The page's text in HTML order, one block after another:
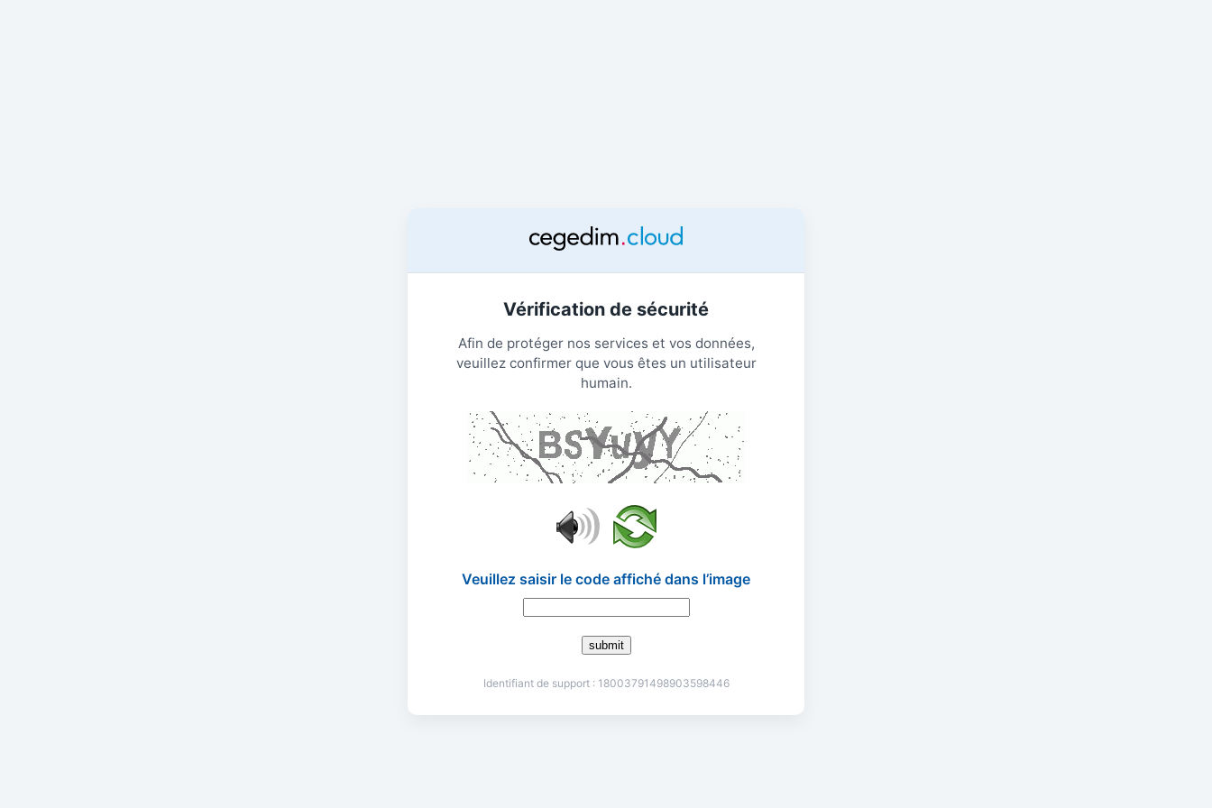
Vérification de sécurité
Afin de protéger nos services et vos données,
veuillez confirmer que vous êtes un utilisateur
humain.
Veuillez saisir le code affiché dans l’image
submit
Identifiant de support : 18003791498903598446